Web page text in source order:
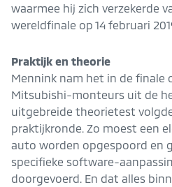
waarmee hij zich verzekerde
wereldfinale op 14 februari
Praktijk en theorie
Mennink nam het in de finale
Mitsubishi-monteurs uit de
uitgebreide theorietest
praktijkronde. Zo moest een
auto worden opgespoord en
specifieke software-
doorgevoerd. En dat alles